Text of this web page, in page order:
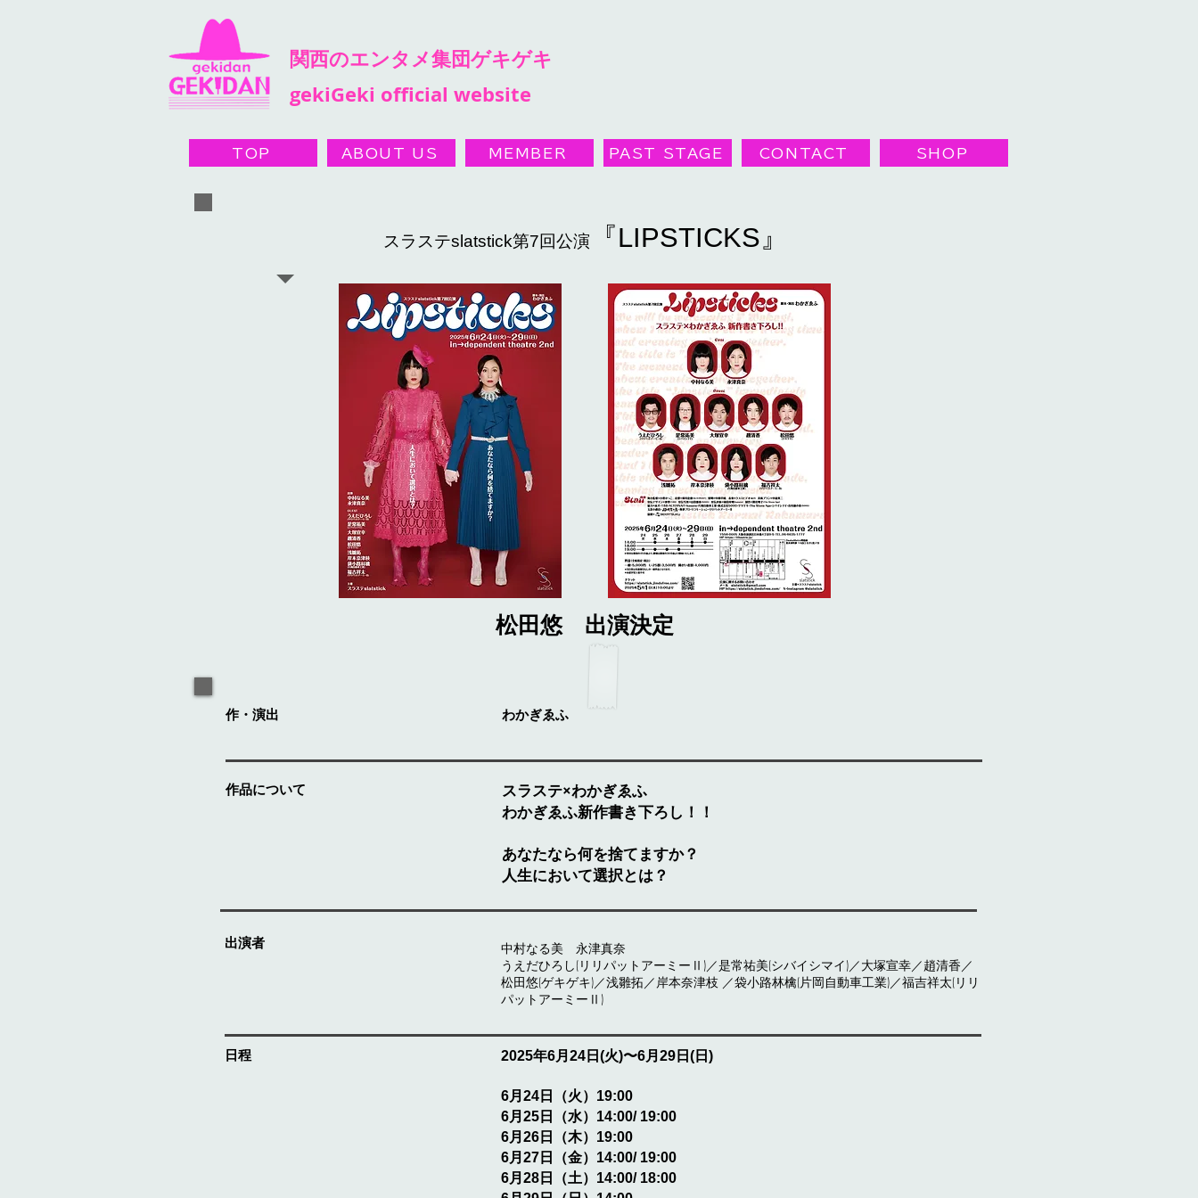
​関西のエンタメ集団ゲキゲキ
gekiGeki official website
TOP ABOUT US MEMBER PAST STAGE CONTACT SHOP
スラステslatstick第7回公演 『LIPSTICKS』
松田悠 出演決定
作・演出 わかぎゑふ
作品について
スラステ×わかぎゑふ
わかぎゑふ新作書き下ろし！！
あなたなら何を捨てますか？
人生において選択とは？
出演者
中村なる美 永津真奈
うえだひろし(リリパットアーミーⅡ)／是常祐美(シバイシマイ)／大塚宣幸／趙清香／
松田悠(ゲキゲキ)／浅雛拓／岸本奈津枝 ／袋小路林檎(片岡自動車工業)／福吉祥太(リリ
パットアーミーⅡ)
日程 2025年6月24 日(火)〜6月29 日(日 )
6月24日（火）19:00
6月25日（水）14:00/ 19:00
6月26日（木）19:00
6月27日（金）14:00/ 19:00
6月28日（土）14:00/ 18:00